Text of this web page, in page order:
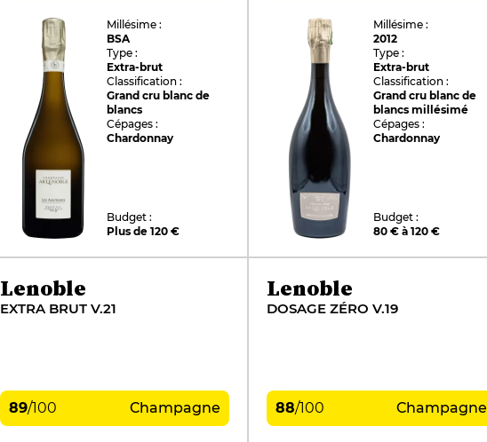
Millésime :
BSA
Type :
Extra-brut
Classification :
Grand cru blanc de
blancs
Cépages :
Chardonnay
Budget :
Plus de 120 €
Millésime :
2012
Type :
Extra-brut
Classification :
Grand cru blanc de
blancs millésimé
Cépages :
Chardonnay
Budget :
80 € à 120 €
Lenoble
EXTRA BRUT V.21
89/100 Champagne
Lenoble
DOSAGE ZÉRO V.19
88/100 Champagne